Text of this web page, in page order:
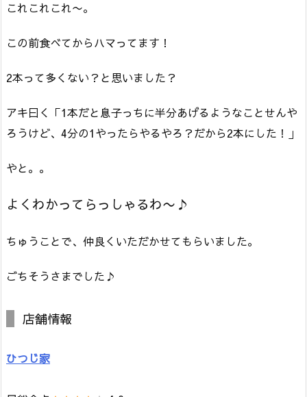
これこれこれ〜。
この前食べてからハマってます！
2本って多くない？と思いました？
アキ曰く「1本だと息子っちに半分あげるようなことせんや
ろうけど、4分の1やったらやるやろ？だから2本にした！」
やと。。
よくわかってらっしゃるわ〜♪
ちゅうことで、仲良くいただかせてもらいました。
ごちそうさまでした♪
店舗情報
ひつじ家